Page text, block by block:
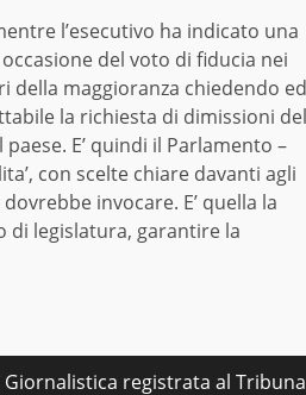
l’esecutivo ha indicato una
del voto di fiducia nei
della maggioranza chiedendo ed
la richiesta di dimissioni del
E’ quindi il Parlamento –
con scelte chiare davanti agli
invocare. E’ quella la
di legislatura, garantire la
registrata al